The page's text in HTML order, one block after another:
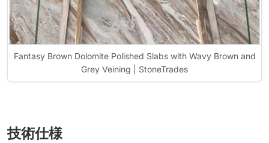
Fantasy Brown Dolomite Polished Slabs with Wavy Brown and
Grey Veining | StoneTrades
技術仕様